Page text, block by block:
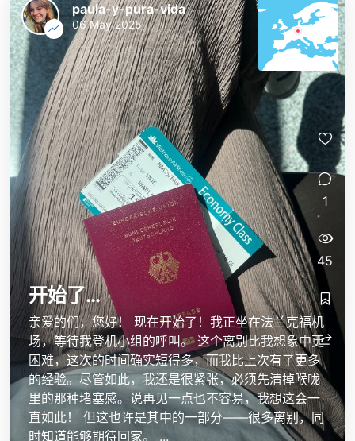
开始了…
亲爱的们，您好！ 现在开始了！我正坐在法兰克福机
场，等待我登机小组的呼叫。 这个离别比我想象中更
困难，这次的时间确实短得多，而我比上次有了更多
的经验。尽管如此，我还是很紧张，必须先清掉喉咙
里的那种堵塞感。说再见一点也不容易，我想这会一
直如此！ 但这也许是其中的一部分——很多离别，同
时知道能够期待回家。 ...
paula-y-pura-vida
06 May 2025
1
45